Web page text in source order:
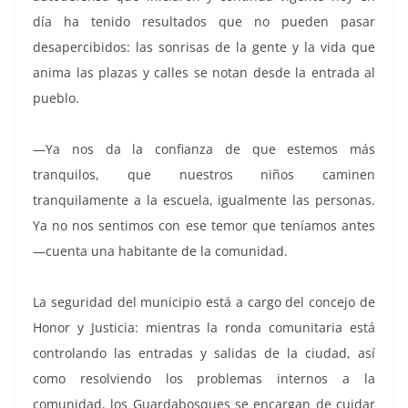
día ha tenido resultados que no pueden pasar
desapercibidos: las sonrisas de la gente y la vida que
anima las plazas y calles se notan desde la entrada al
pueblo.
—Ya nos da la confianza de que estemos más
tranquilos, que nuestros niños caminen
tranquilamente a la escuela, igualmente las personas.
Ya no nos sentimos con ese temor que teníamos antes
—cuenta una habitante de la comunidad.
La seguridad del municipio está a cargo del concejo de
Honor y Justicia: mientras la ronda comunitaria está
controlando las entradas y salidas de la ciudad, así
como resolviendo los problemas internos a la
comunidad, los Guardabosques se encargan de cuidar